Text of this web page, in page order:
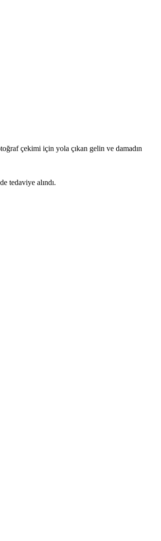
çekimi için yola çıkan gelin ve damadın
tedaviye alındı.